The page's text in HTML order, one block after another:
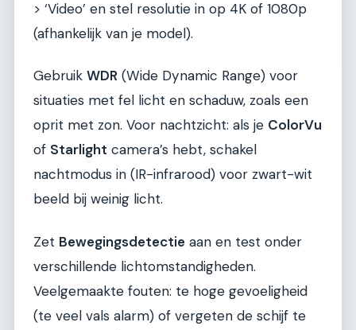
> ‘Video’ en stel resolutie in op 4K of 1080p
(afhankelijk van je model).
Gebruik WDR (Wide Dynamic Range) voor
situaties met fel licht en schaduw, zoals een
oprit met zon. Voor nachtzicht: als je ColorVu
of Starlight camera’s hebt, schakel
nachtmodus in (IR-infrarood) voor zwart-wit
beeld bij weinig licht.
Zet Bewegingsdetectie aan en test onder
verschillende lichtomstandigheden.
Veelgemaakte fouten: te hoge gevoeligheid
(te veel vals alarm) of vergeten de schijf te